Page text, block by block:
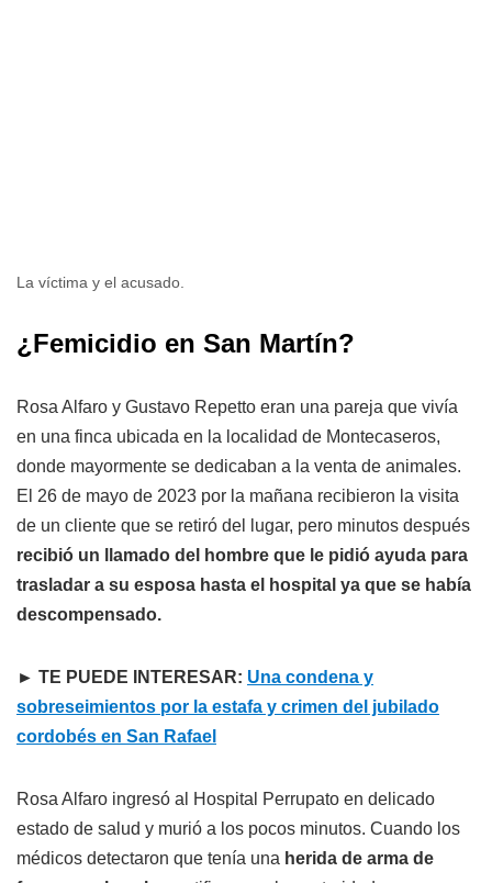
La víctima y el acusado.
¿Femicidio en San Martín?
Rosa Alfaro y Gustavo Repetto eran una pareja que vivía
en una finca ubicada en la localidad de Montecaseros,
donde mayormente se dedicaban a la venta de animales.
El 26 de mayo de 2023 por la mañana recibieron la visita
de un cliente que se retiró del lugar, pero minutos después
recibió un llamado del hombre que le pidió ayuda para
trasladar a su esposa hasta el hospital ya que se había
descompensado.
► TE PUEDE INTERESAR: Una condena y
sobreseimientos por la estafa y crimen del jubilado
cordobés en San Rafael
Rosa Alfaro ingresó al Hospital Perrupato en delicado
estado de salud y murió a los pocos minutos. Cuando los
médicos detectaron que tenía una herida de arma de